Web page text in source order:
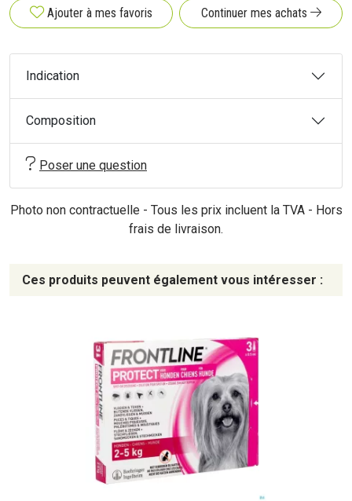
Ajouter à mes favoris Continuer mes achats
Indication
Composition
Poser une question
Photo non contractuelle - Tous les prix incluent la TVA - Hors
frais de livraison.
Ces produits peuvent également vous intéresser :